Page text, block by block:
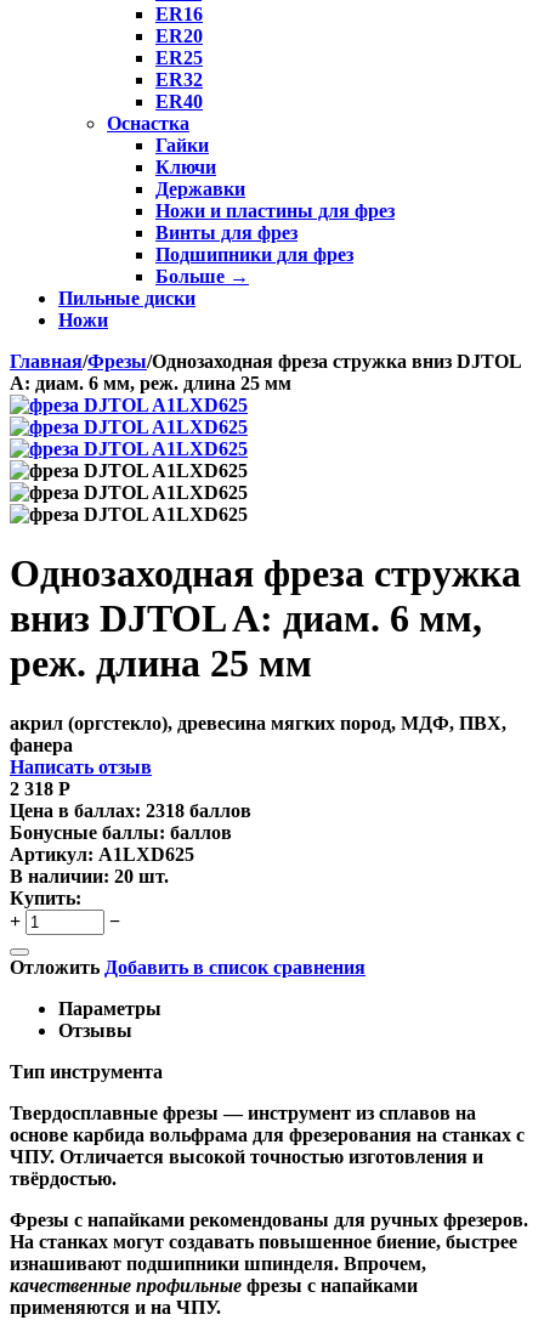
ER16
ER20
ER25
ER32
ER40
Оснастка
Гайки
Ключи
Державки
Ножи и пластины для фрез
Винты для фрез
Подшипники для фрез
Больше →
Пильные диски
Ножи
Главная/Фрезы/Однозаходная фреза стружка вниз DJTOL
A: диам. 6 мм, реж. длина 25 мм
Однозаходная фреза стружка
вниз DJTOL A: диам. 6 мм,
реж. длина 25 мм
акрил (оргстекло), древесина мягких пород, МДФ, ПВХ,
фанера
Написать отзыв
2 318 Р
Цена в баллах: 2318 баллов
Бонусные баллы: баллов
Артикул: A1LXD625
В наличии: 20 шт.
Купить:
+
−
Отложить Добавить в список сравнения
Параметры
Отзывы
Тип инструмента
Твердосплавные фрезы — инструмент из сплавов на
основе карбида вольфрама для фрезерования на станках с
ЧПУ. Отличается высокой точностью изготовления и
твёрдостью.
Фрезы с напайками рекомендованы для ручных фрезеров.
На станках могут создавать повышенное биение, быстрее
изнашивают подшипники шпинделя. Впрочем,
качественные профильные фрезы с напайками
применяются и на ЧПУ.